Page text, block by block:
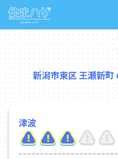
新潟市東区 王瀬新町
津波